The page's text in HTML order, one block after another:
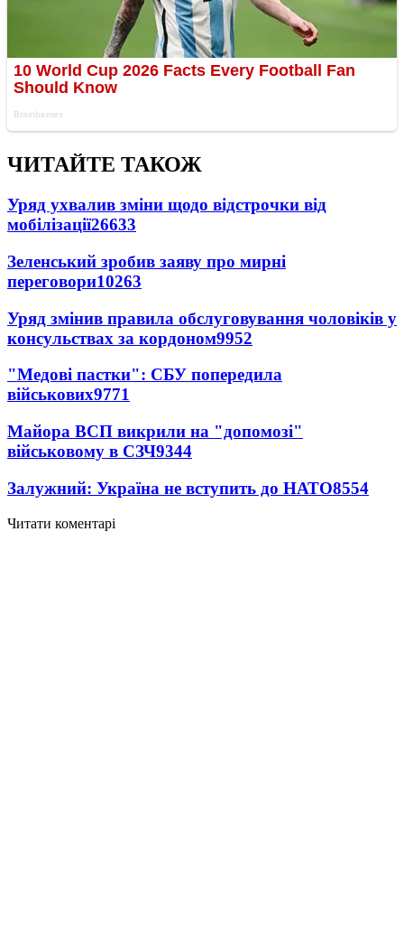
ЧИТАЙТЕ ТАКОЖ
Уряд ухвалив зміни щодо відстрочки від
мобілізації26633
Зеленський зробив заяву про мирні
переговори10263
Уряд змінив правила обслуговування чоловіків у
консульствах за кордоном9952
"Медові пастки": СБУ попередила
військових9771
Майора ВСП викрили на "допомозі"
військовому в СЗЧ9344
Залужний: Україна не вступить до НАТО8554
Читати коментарі